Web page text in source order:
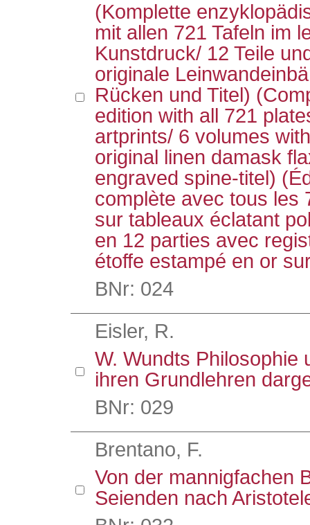
(Komplette
mit allen 721 Tafeln im
Kunstdruck/ 12 Teile
originale
Rücken und Titel)
edition with all 721
artprints/ 6 volumes
original linen damask
engraved spine-titel)
complète avec tous les
sur tableaux éclatant
en 12 parties avec
étoffe estampé en or
BNr: 024
Eisler, R.
W. Wundts Philosophie
ihren Grundlehren
BNr: 029
Brentano, F.
Von der mannigfachen
Seienden nach